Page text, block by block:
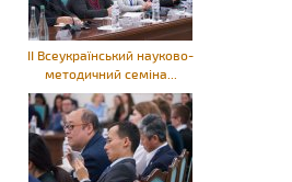
ІІ Всеукраїнський науково-
методичний семіна...